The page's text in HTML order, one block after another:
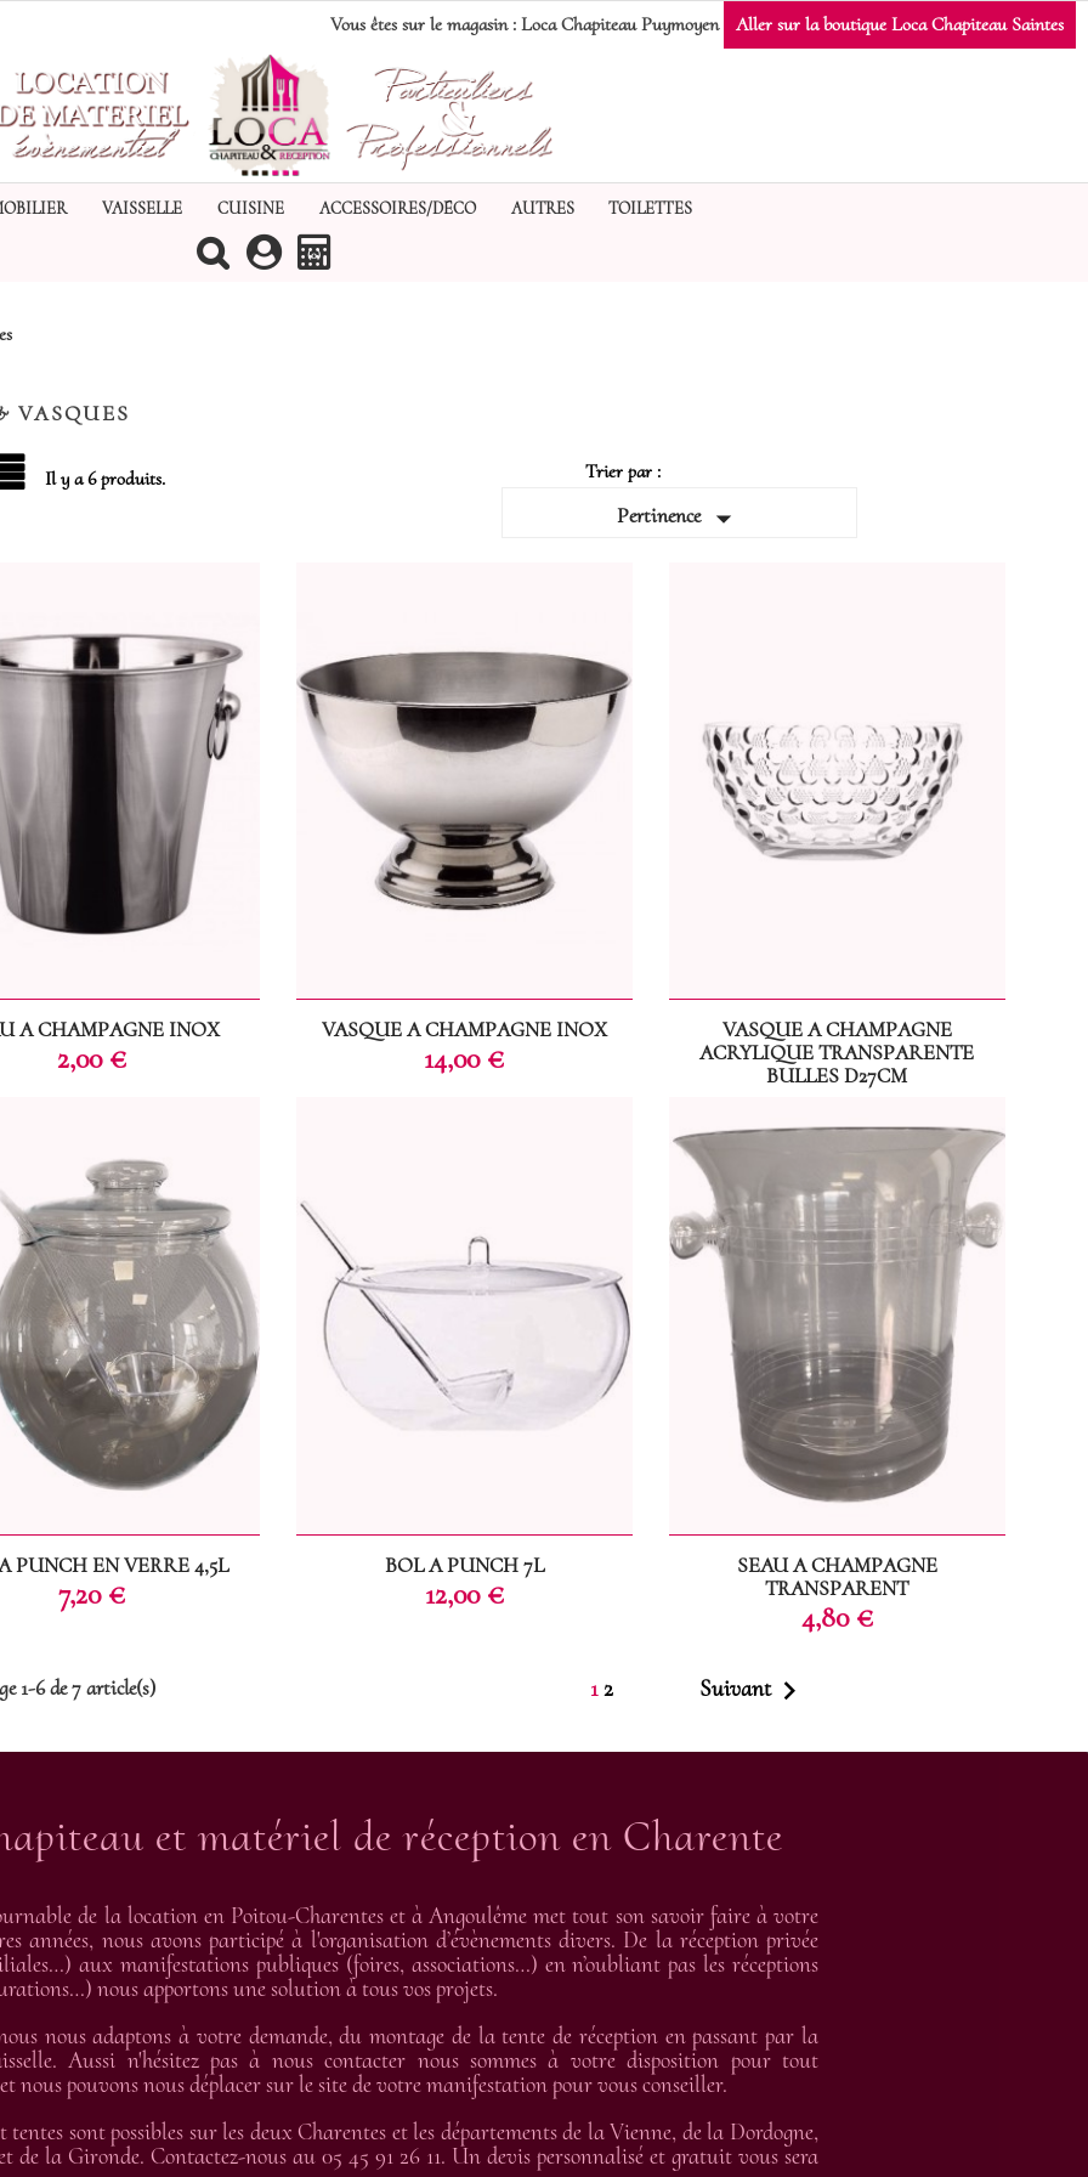
Vous êtes sur le magasin : Loca Chapiteau Puymoyen Aller sur la boutique Loca Chapiteau Saintes
VAISSELLE CUISINE ACCESSOIRES/DÉCO AUTRES TOILETTES
(0)
VASQUES
Il y a 6 produits. Trier par :
Pertinence 
A CHAMPAGNE INOX
Prix
2,00 €
VASQUE A CHAMPAGNE INOX
Prix
14,00 €
VASQUE A CHAMPAGNE
ACRYLIQUE TRANSPARENTE
BULLES D27CM
PUNCH EN VERRE 4,5L
Prix
7,20 €
BOL A PUNCH 7L
Prix
12,00 €
SEAU A CHAMPAGNE
TRANSPARENT
Prix
4,80 €
1-6 de 7 article(s) 12 Suivant
et matériel de réception en Charente
de la location en Poitou-Charentes et à Angoulême met tout son savoir faire à votre
années, nous avons participé à l'organisation d’évènements divers. De la réception privée
aux manifestations publiques (foires, associations…) en n’oubliant pas les réceptions
nous apportons une solution à tous vos projets.
nous adaptons à votre demande, du montage de la tente de réception en passant par la
Aussi n'hésitez pas à nous contacter nous sommes à votre disposition pour tout
nous pouvons nous déplacer sur le site de votre manifestation pour vous conseiller.
sont possibles sur les deux Charentes et les départements de la Vienne, de la Dordogne,
de la Gironde. Contactez-nous au 05 45 91 26 11. Un devis personnalisé et gratuit vous sera